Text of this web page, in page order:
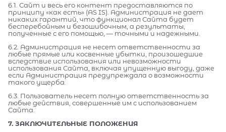
6.1. Сайт и весь его контент предоставляются по
принципу «как есть» (AS IS). Администрация не дает
никаких гарантий, что функционал Сайта будет
бесперебойным и безошибочным, а результаты,
полученные с его помощью, — точными и надежными.
6.2. Администрация не несет ответственности за
любые прямые или косвенные убытки, произошедшие
вследствие использования или невозможности
использования Сайта, включая упущенную выгоду, даже
если Администрация предупреждала о возможности
такого ущерба.
6.3. Пользователь несет полную ответственность за
любые действия, совершенные им с использованием
Сайта.
7. ЗАКЛЮЧИТЕЛЬНЫЕ ПОЛОЖЕНИЯ